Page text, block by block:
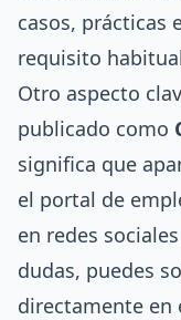
casos, prácticas
requisito
Otro aspecto
publicado como
significa que
el portal de
en redes
dudas, puedes
directamente en